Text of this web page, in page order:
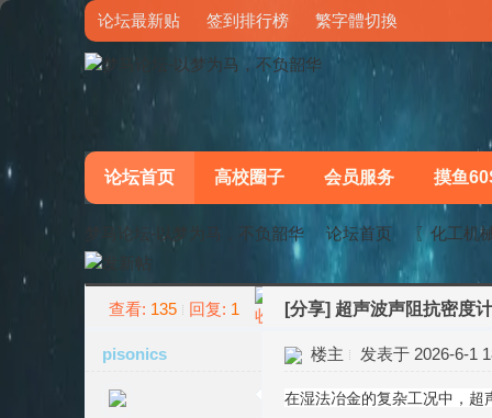
论坛最新贴 签到排行榜 繁字體切換
论坛首页 高校圈子 会员服务 摸鱼
梦马论坛-以梦为马，不负韶华 论坛首页 〖化工机
查看: 135 回复: 1 [分享] 超声波声阻抗密度
pisonics 楼主 发表于 2026-6-1
在湿法冶金的复杂工况中，